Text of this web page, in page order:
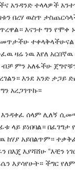
አንዳንድ ተላላዎች
በረሃ ዉስጥ
እናንተ ግን
መጥታችሁ ተቀላቅላችሁናል
ዛሬ ነዉ እየለ
ምን አለፋችሁ
እንደ አንድ ታጋይ
አረጋገጥኩ።
እንዳቀፈ ሰላም ሊለኝ
ላይ ይነበባል። በፈገግታ
ከሃያ አይበልጥም።
በእጄ እያሻሸሁ “እቺን
እያሳየሁት። ችግር የለም